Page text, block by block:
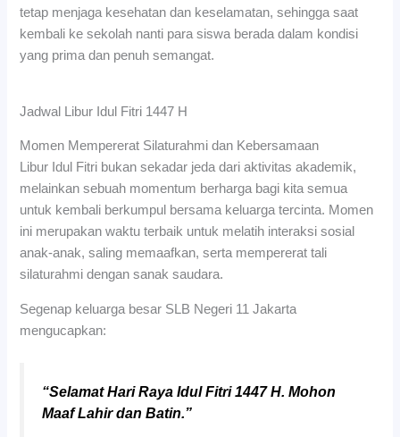
tetap menjaga kesehatan dan keselamatan, sehingga saat
kembali ke sekolah nanti para siswa berada dalam kondisi
yang prima dan penuh semangat.
Jadwal Libur Idul Fitri 1447 H
Momen Mempererat Silaturahmi dan Kebersamaan
Libur Idul Fitri bukan sekadar jeda dari aktivitas akademik,
melainkan sebuah momentum berharga bagi kita semua
untuk kembali berkumpul bersama keluarga tercinta. Momen
ini merupakan waktu terbaik untuk melatih interaksi sosial
anak-anak, saling memaafkan, serta mempererat tali
silaturahmi dengan sanak saudara.
Segenap keluarga besar SLB Negeri 11 Jakarta
mengucapkan:
“Selamat Hari Raya Idul Fitri 1447 H. Mohon
Maaf Lahir dan Batin.”